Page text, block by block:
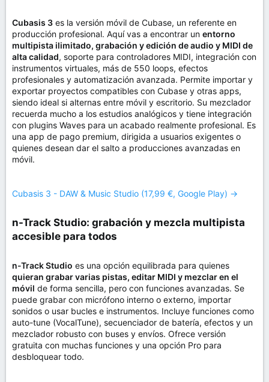
Cubasis 3 es la versión móvil de Cubase, un referente en
producción profesional. Aquí vas a encontrar un entorno
multipista ilimitado, grabación y edición de audio y MIDI de
alta calidad, soporte para controladores MIDI, integración con
instrumentos virtuales, más de 550 loops, efectos
profesionales y automatización avanzada. Permite importar y
exportar proyectos compatibles con Cubase y otras apps,
siendo ideal si alternas entre móvil y escritorio. Su mezclador
recuerda mucho a los estudios analógicos y tiene integración
con plugins Waves para un acabado realmente profesional. Es
una app de pago premium, dirigida a usuarios exigentes o
quienes desean dar el salto a producciones avanzadas en
móvil.
Cubasis 3 - DAW & Music Studio (17,99 €, Google Play) →
n-Track Studio: grabación y mezcla multipista
accesible para todos​
n-Track Studio es una opción equilibrada para quienes
quieran grabar varias pistas, editar MIDI y mezclar en el
móvil de forma sencilla, pero con funciones avanzadas. Se
puede grabar con micrófono interno o externo, importar
sonidos o usar bucles e instrumentos. Incluye funciones como
auto-tune (VocalTune), secuenciador de batería, efectos y un
mezclador robusto con buses y envíos. Ofrece versión
gratuita con muchas funciones y una opción Pro para
desbloquear todo.